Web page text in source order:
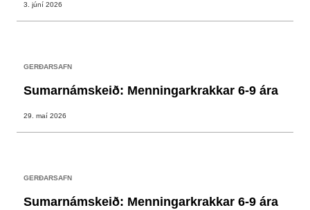
3. júní 2026
GERÐARSAFN
Sumarnámskeið: Menningarkrakkar 6-9 ára
29. maí 2026
GERÐARSAFN
Sumarnámskeið: Menningarkrakkar 6-9 ára